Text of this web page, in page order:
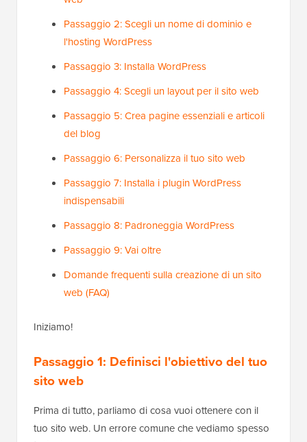
Passaggio 2: Scegli un nome di dominio e
l'hosting WordPress
Passaggio 3: Installa WordPress
Passaggio 4: Scegli un layout per il sito web
Passaggio 5: Crea pagine essenziali e articoli
del blog
Passaggio 6: Personalizza il tuo sito web
Passaggio 7: Installa i plugin WordPress
indispensabili
Passaggio 8: Padroneggia WordPress
Passaggio 9: Vai oltre
Domande frequenti sulla creazione di un sito
web (FAQ)
Iniziamo!
Passaggio 1: Definisci l'obiettivo del tuo
sito web
Prima di tutto, parliamo di cosa vuoi ottenere con il
tuo sito web. Un errore comune che vediamo spesso